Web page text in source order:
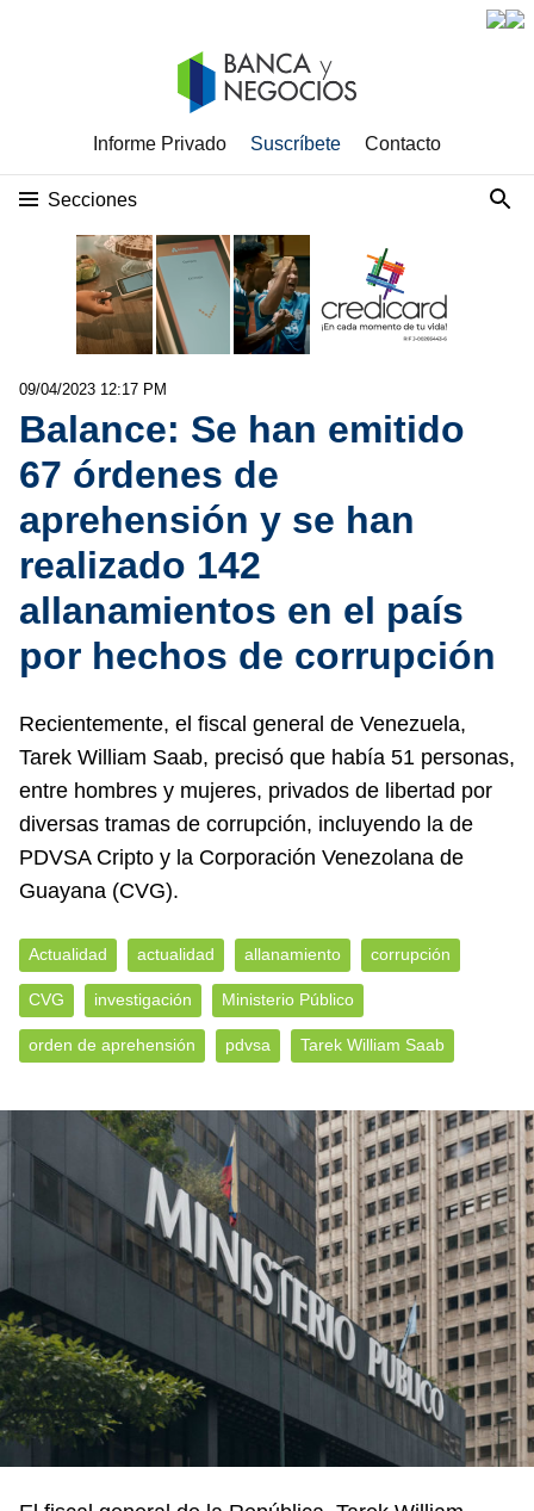
Informe Privado Suscríbete Contacto
Secciones
09/04/2023 12:17 PM
Balance: Se han emitido
67 órdenes de
aprehensión y se han
realizado 142
allanamientos en el país
por hechos de corrupción
Recientemente, el fiscal general de Venezuela,
Tarek William Saab, precisó que había 51 personas,
entre hombres y mujeres, privados de libertad por
diversas tramas de corrupción, incluyendo la de
PDVSA Cripto y la Corporación Venezolana de
Guayana (CVG).
Actualidad actualidad allanamiento corrupción
CVG investigación Ministerio Público
orden de aprehensión pdvsa Tarek William Saab